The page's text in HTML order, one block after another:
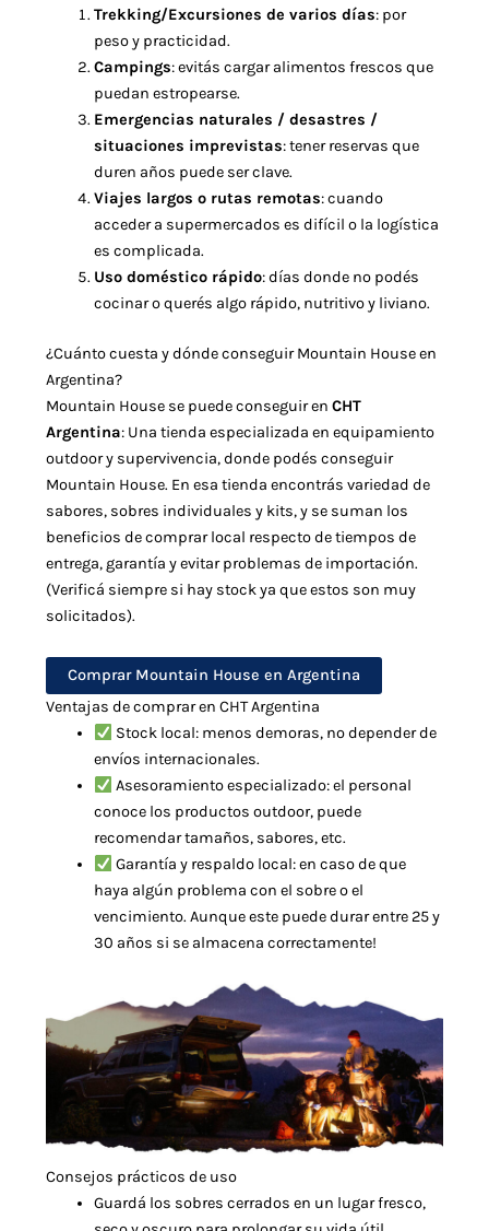
Trekking/Excursiones de varios días: por
peso y practicidad.
Campings: evitás cargar alimentos frescos que
puedan estropearse.
Emergencias naturales / desastres /
situaciones imprevistas: tener reservas que
duren años puede ser clave.
Viajes largos o rutas remotas: cuando
acceder a supermercados es difícil o la logística
es complicada.
Uso doméstico rápido: días donde no podés
cocinar o querés algo rápido, nutritivo y liviano.
¿Cuánto cuesta y dónde conseguir Mountain House en
Argentina?
Mountain House se puede conseguir enCHT
Argentina: Una tienda especializada en equipamiento
outdoor y supervivencia, donde podés conseguir
Mountain House. En esa tienda encontrás variedad de
sabores, sobres individuales y kits, y se suman los
beneficios de comprar local respecto de tiempos de
entrega, garantía y evitar problemas de importación.
(Verificá siempre si hay stock ya que estos son muy
solicitados).
Comprar Mountain House en Argentina
Ventajas de comprar en CHT Argentina
Stock local: menos demoras, no depender de
envíos internacionales.
Asesoramiento especializado: el personal
conoce los productos outdoor, puede
recomendar tamaños, sabores, etc.
Garantía y respaldo local: en caso de que
haya algún problema con el sobre o el
vencimiento. Aunque este puede durar entre 25 y
30 años si se almacena correctamente!
Consejos prácticos de uso
Guardá los sobres cerrados en un lugar fresco,